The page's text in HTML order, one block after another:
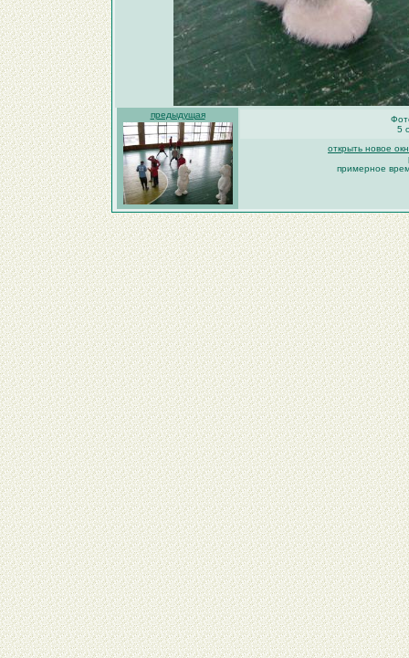
предыдущая
5
открыть новое
примерное